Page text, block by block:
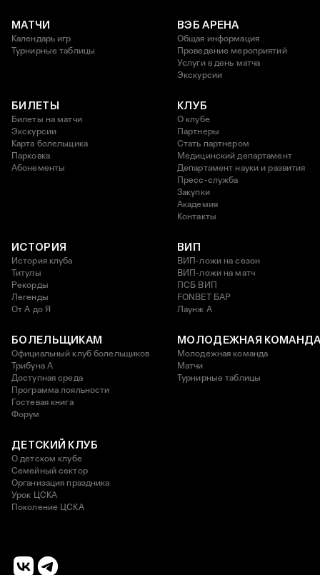
МАТЧИ
Календарь игр
Турнирные таблицы
ВЭБ АРЕНА
Общая информация
Проведение мероприятий
Услуги в день матча
Экскурсии
БИЛЕТЫ
Билеты на матчи
Экскурсии
Карта болельщика
Парковка
Абонементы
КЛУБ
О клубе
Партнеры
Стать партнером
Медицинский департамент
Департамент науки и развития
Пресс-служба
Закупки
Академия
Контакты
ИСТОРИЯ
История клуба
Титулы
Рекорды
Легенды
От А до Я
ВИП
ВИП-ложи на сезон
ВИП-ложи на матч
ПСБ ВИП
FONBET БАР
Лаунж A
БОЛЕЛЬЩИКАМ
Официальный клуб болельщиков
Трибуна А
Доступная среда
Программа лояльности
Гостевая книга
Форум
МОЛОДЕЖНАЯ
Молодежная команда
Матчи
Турнирные таблицы
ДЕТСКИЙ КЛУБ
О детском клубе
Семейный сектор
Организация праздника
Урок ЦСКА
Поколение ЦСКА